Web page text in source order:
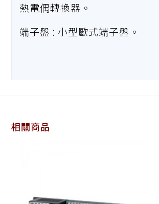
熱電偶轉換器。
端子盤 : 小型歐式端子盤。
相關商品